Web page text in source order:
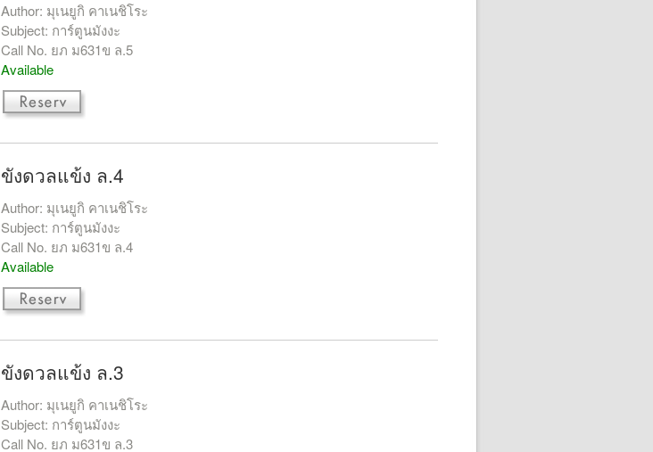
Author: มุเนยูกิ คาเนชิโระ
Subject: การ์ตูนมังงะ
Call No. ยภ ม631ข ล.5
Available
ขังดวลแข้ง ล.4
Author: มุเนยูกิ คาเนชิโระ
Subject: การ์ตูนมังงะ
Call No. ยภ ม631ข ล.4
Available
ขังดวลแข้ง ล.3
Author: มุเนยูกิ คาเนชิโระ
Subject: การ์ตูนมังงะ
Call No. ยภ ม631ข ล.3